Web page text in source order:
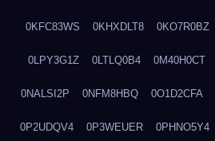
0KFC83WS 0KHXDLT8 0KO7R0BZ
0LPY3G1Z 0LTLQ0B4 0M40H0CT
0NALSI2P 0NFM8HBQ 0O1D2CFA
0P2UDQV4 0P3WEUER 0PHNO5Y4